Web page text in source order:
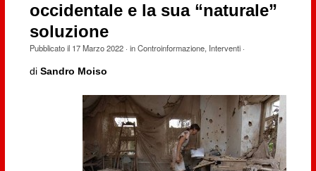
occidentale e la sua “naturale”
soluzione
Pubblicato il 17 Marzo 2022· inControinformazione, Interventi·
di Sandro Moiso